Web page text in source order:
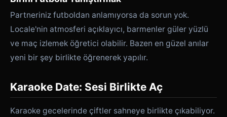
Partneriniz futboldan anlamıyorsa da sorun yok.
Locale'nin atmosferi açıklayıcı, barmenler güler yüzlü
ve maç izlemek öğretici olabilir. Bazen en güzel anılar
yeni bir şey birlikte öğrenerek yapılır.
Karaoke Date: Sesi Birlikte Aç
Karaoke gecelerinde çiftler sahneye birlikte çıkabiliyor.